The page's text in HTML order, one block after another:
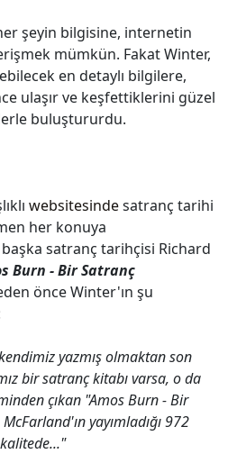
şeyin bilgisine, internetin
mümkün. Fakat Winter,
en detaylı bilgilere,
ulaşır ve keşfettiklerini güzel
buluştururdu.
websitesindesatranç tarihi
her konuya
satranç tarihçisi Richard
Burn - Bir Satranç
önce Winter'ın şu
yazmış olmaktan son
bir satranç kitabı varsa, o da
çıkan "Amos Burn - Bir
yayımladığı 972